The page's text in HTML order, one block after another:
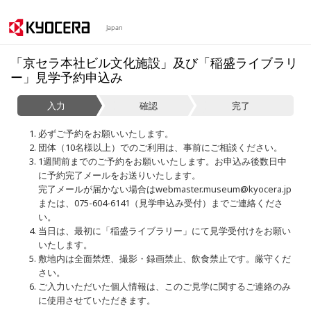
Japan
「京セラ本社ビル文化施設」及び「稲盛ライブラリ
ー」見学予約申込み
入力 確認 完了
必ずご予約をお願いいたします。
団体（10名様以上）でのご利用は、事前にご相談ください。
1週間前までのご予約をお願いいたします。お申込み後数日中
に予約完了メールをお送りいたします。
完了メールが届かない場合はwebmaster.museum@kyocera.jp
または、075-604-6141（見学申込み受付）までご連絡くださ
い。
当日は、最初に「稲盛ライブラリー」にて見学受付けをお願い
いたします。
敷地内は全面禁煙、撮影・録画禁止、飲食禁止です。厳守くだ
さい。
ご入力いただいた個人情報は、このご見学に関するご連絡のみ
に使用させていただきます。